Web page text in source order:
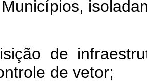
de
de vetor;